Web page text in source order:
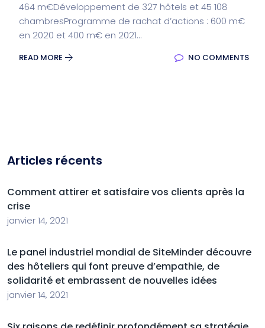
464 m€Développement de 327 hôtels et 45 108
chambresProgramme de rachat d’actions : 600 m€
en 2020 et 400 m€ en 2021...
READ MORE NO COMMENTS
Articles récents
Comment attirer et satisfaire vos clients après la
crise
janvier 14, 2021
Le panel industriel mondial de SiteMinder découvre
des hôteliers qui font preuve d’empathie, de
solidarité et embrassent de nouvelles idées
janvier 14, 2021